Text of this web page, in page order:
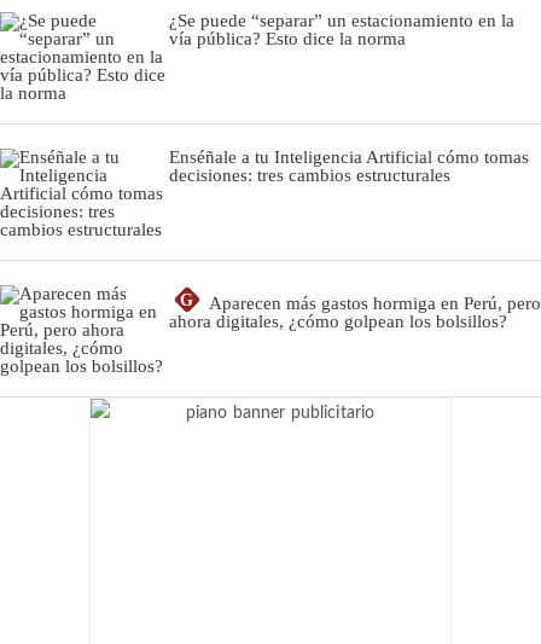
¿Se puede “separar” un estacionamiento en la
vía pública? Esto dice la norma
Enséñale a tu Inteligencia Artificial cómo tomas
decisiones: tres cambios estructurales
G
Aparecen más gastos hormiga en Perú, pero
ahora digitales, ¿cómo golpean los bolsillos?